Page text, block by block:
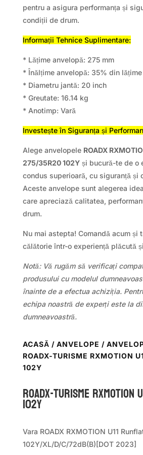
pentru a asigura performanța și
condiții de drum.
Informații Tehnice Suplimentare:
* Lățime anvelopă: 275 mm
* Înălțime anvelopă: 35% din lățime
* Diametru jantă: 20 inch
* Greutate: 16.14 kg
* Anotimp: Vară
Investește în Siguranța și
Alege anvelopele ROADX
275/35R20 102Yși bucură-te de o
condus superioară, cu siguranță și
Aceste anvelope sunt alegerea
care apreciază calitatea,
drum.
Nu mai astepta! Comandă acum și
călătorie într-o experiență plăcută
Notă: Vă rugăm să verificați
produsului cu modelul
înainte de a efectua achiziția.
echipa noastră de experți este la
dumneavoastră.
ACASĂ / ANVELOPE /
ROADX-TURISME RXMOTION
102Y
ROADX-TURISME
102Y
Vara ROADX RXMOTION U11
102Y/XL/D/C/72dB(B)[DOT 2023]